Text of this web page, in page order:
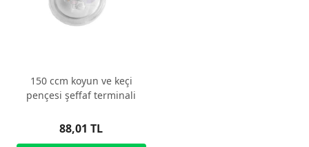
150 ccm koyun ve keçi
pençesi şeffaf terminali
88,01 TL